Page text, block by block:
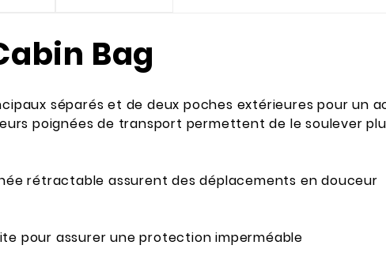
Bag
séparés et de deux poches extérieures pour un
poignées de transport permettent de le soulever
rétractable assurent des déplacements en douceur
pour assurer une protection imperméable